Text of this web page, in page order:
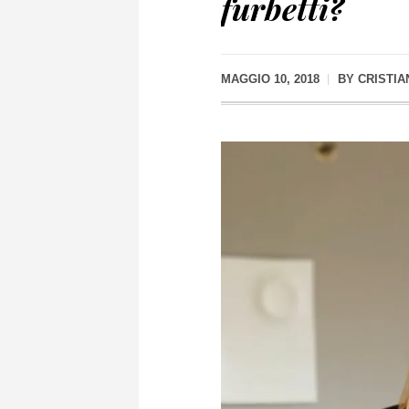
MAGGIO 10, 2018 BY